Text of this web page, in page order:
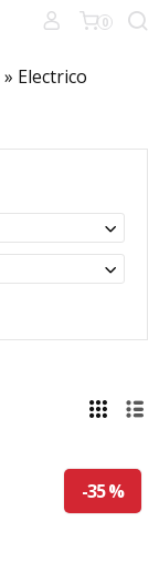
0
» Electrico
-35 %